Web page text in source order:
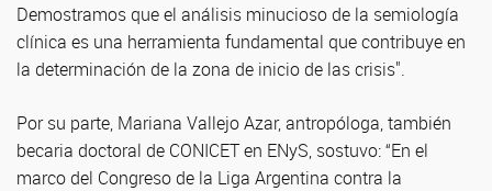
Demostramos que el análisis minucioso de la semiología
clínica es una herramienta fundamental que contribuye en
la determinación de la zona de inicio de las crisis".
Por su parte, Mariana Vallejo Azar, antropóloga, también
becaria doctoral de CONICET en ENyS, sostuvo: “En el
marco del Congreso de la Liga Argentina contra la